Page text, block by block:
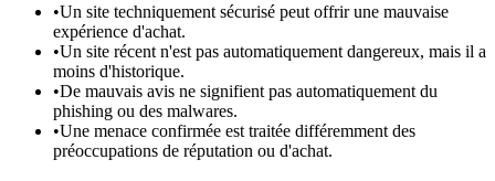
•Un site techniquement sécurisé peut offrir une mauvaise
expérience d'achat.
•Un site récent n'est pas automatiquement dangereux, mais il a
moins d'historique.
•De mauvais avis ne signifient pas automatiquement du
phishing ou des malwares.
•Une menace confirmée est traitée différemment des
préoccupations de réputation ou d'achat.